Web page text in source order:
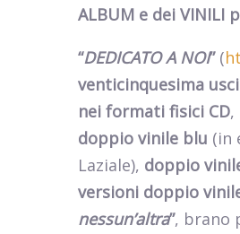
ALBUM e dei VINILI
“DEDICATO A NOI” (
venticinquesima
nei formati fisici CD,
doppio vinile blu (in
Laziale), doppio
versioni doppio
nessun’altra”, brano